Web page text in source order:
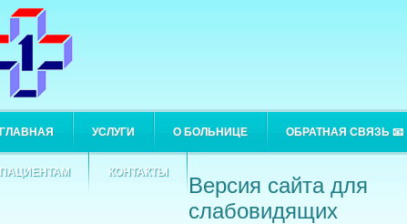
ГЛАВНАЯ УСЛУГИ О БОЛЬНИЦЕ ОБРАТНАЯ СВЯЗЬ 📧
ПАЦИЕНТАМ КОНТАКТЫ
Версия сайта для
слабовидящих